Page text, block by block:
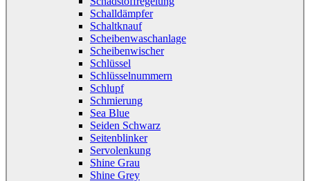
Schalldämpfer
Schaltknauf
Scheibenwaschanlage
Scheibenwischer
Schlüssel
Schlüsselnummern
Schlupf
Schmierung
Sea Blue
Seiden Schwarz
Seitenblinker
Servolenkung
Shine Grau
Shine Grey